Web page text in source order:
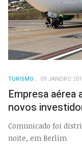
TURISMO 09 JANEIRO
Empresa aérea
novos
Comunicado foi
noite, em Berlim